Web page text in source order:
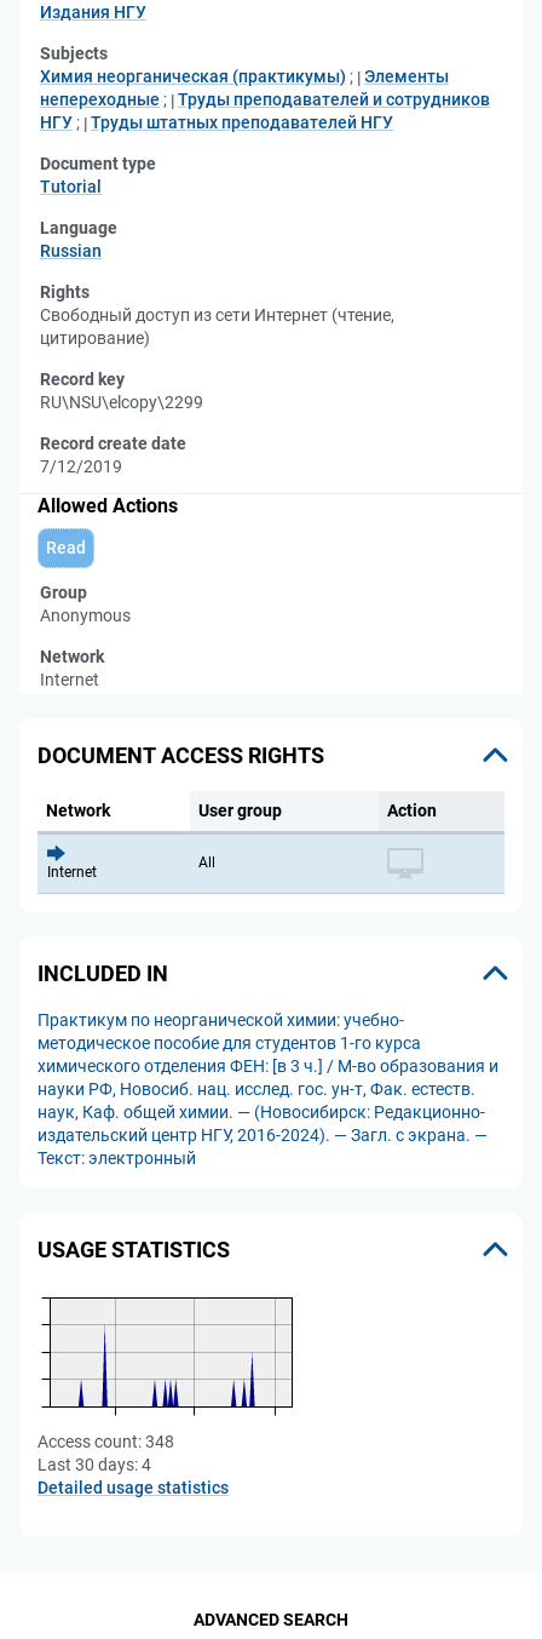
Издания НГУ
Subjects
Химия неорганическая (практикумы) ; Элементы
непереходные ; Труды преподавателей и сотрудников
НГУ ; Труды штатных преподавателей НГУ
Document type
Tutorial
Language
Russian
Rights
Свободный доступ из сети Интернет (чтение,
цитирование)
Record key
RU\NSU\elcopy\2299
Record create date
7/12/2019
Allowed Actions
Read
Group
Anonymous
Network
Internet
DOCUMENT ACCESS RIGHTS
Network User group Action
Internet
All
INCLUDED IN
Практикум по неорганической химии: учебно-
методическое пособие для студентов 1-го курса
химического отделения ФЕН: [в 3 ч.] / М-во образования и
науки РФ, Новосиб. нац. исслед. гос. ун-т, Фак. естеств.
наук, Каф. общей химии. — (Новосибирск: Редакционно-
издательский центр НГУ, 2016-2024). — Загл. с экрана. —
Текст: электронный
USAGE STATISTICS
Access count:348
Last 30 days:4
Detailed usage statistics
ADVANCED SEARCH